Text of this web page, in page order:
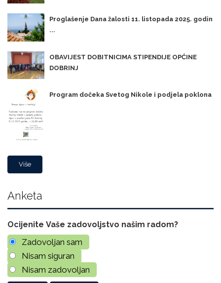
Proglašenje Dana žalosti 11. listopada 2025. godin
...
OBAVIJEST DOBITNICIMA STIPENDIJE OPĆINE
DOBRINJ
Program dočeka Svetog Nikole i podjela poklona
Više
Anketa
Ocijenite Vaše zadovoljstvo našim radom?
Zadovoljan sam
Nisam siguran
Nisam zadovoljan